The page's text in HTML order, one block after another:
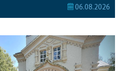
Ради від імені членів Ради
здоров’я, Божої
радості та
у подальшому
06.08.2026